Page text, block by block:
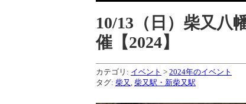
10/13（日）柴又八
催【2024】
カテゴリ: イベント > 2024年のイベント
タグ: 柴又 柴又駅・新柴又駅